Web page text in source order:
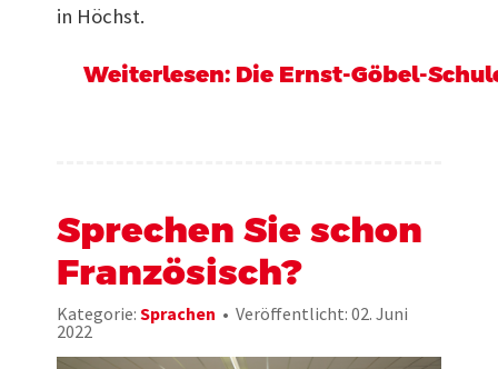
in Höchst.
Weiterlesen: Die Ernst-Göbel-
Sprechen Sie schon
Französisch?
Kategorie: Sprachen
Veröffentlicht: 02. Juni
2022